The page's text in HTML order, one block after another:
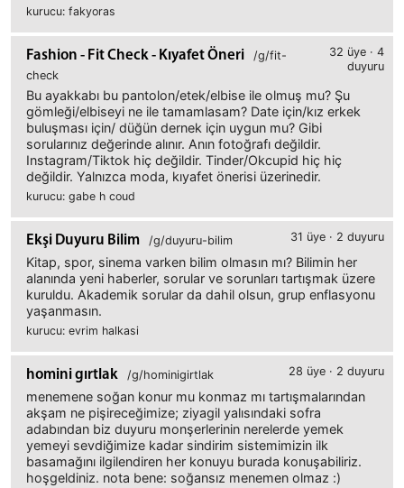
kurucu: fakyoras
Fashion - Fit Check - Kıyafet Öneri
/g/fit-
check
32 üye · 4
duyuru
Bu ayakkabı bu pantolon/etek/elbise ile olmuş mu? Şu
gömleği/elbiseyi ne ile tamamlasam? Date için/kız erkek
buluşması için/ düğün dernek için uygun mu? Gibi
sorularınız değerinde alınır. Anın fotoğrafı değildir.
Instagram/Tiktok hiç değildir. Tinder/Okcupid hiç hiç
değildir. Yalnızca moda, kıyafet önerisi üzerinedir.
kurucu: gabe h coud
Ekşi Duyuru Bilim /g/duyuru-bilim 31 üye · 2 duyuru
Kitap, spor, sinema varken bilim olmasın mı? Bilimin her
alanında yeni haberler, sorular ve sorunları tartışmak üzere
kuruldu. Akademik sorular da dahil olsun, grup enflasyonu
yaşanmasın.
kurucu: evrim halkasi
homini gırtlak /g/hominigirtlak 28 üye · 2 duyuru
menemene soğan konur mu konmaz mı tartışmalarından
akşam ne pişireceğimize; ziyagil yalısındaki sofra
adabından biz duyuru monşerlerinin nerelerde yemek
yemeyi sevdiğimize kadar sindirim sistemimizin ilk
basamağını ilgilendiren her konuyu burada konuşabiliriz.
hoşgeldiniz. nota bene: soğansız menemen olmaz :)